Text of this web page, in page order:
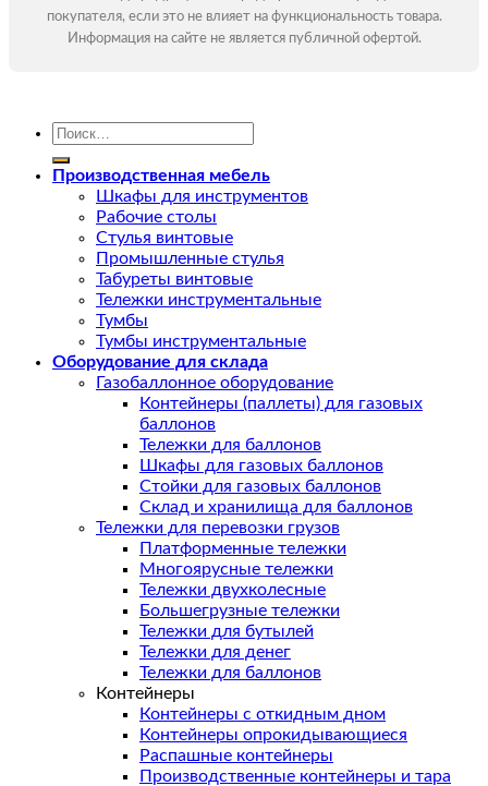
покупателя, если это не влияет на функциональность товара.
Информация на сайте не является публичной офертой.
Искать:
Производственная мебель
Шкафы для инструментов
Рабочие столы
Стулья винтовые
Промышленные стулья
Табуреты винтовые
Тележки инструментальные
Тумбы
Тумбы инструментальные
Оборудование для склада
Газобаллонное оборудование
Контейнеры (паллеты) для газовых
баллонов
Тележки для баллонов
Шкафы для газовых баллонов
Стойки для газовых баллонов
Склад и хранилища для баллонов
Тележки для перевозки грузов
Платформенные тележки
Многоярусные тележки
Тележки двухколесные
Большегрузные тележки
Тележки для бутылей
Тележки для денег
Тележки для баллонов
Контейнеры
Контейнеры с откидным дном
Контейнеры опрокидывающиеся
Распашные контейнеры
Производственные контейнеры и тара